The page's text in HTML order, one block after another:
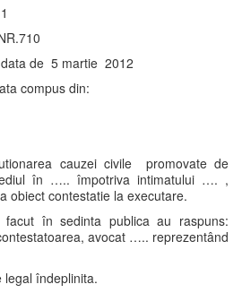
de 5 martie 2012
compus din:
cauzei civile promovate de
în ….. împotriva intimatului …. ,
contestatie la executare.
facut în sedinta publica au raspuns:
avocat ….. reprezentând
legal îndeplinita.